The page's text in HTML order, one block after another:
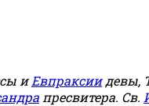
иЕвпраксиидевы,
пресвитера. Св.